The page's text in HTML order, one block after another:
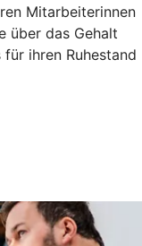
Mitarbeiterinnen
über das Gehalt
ihren Ruhestand